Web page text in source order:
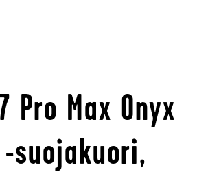
Pro Max Onyx
-suojakuori,